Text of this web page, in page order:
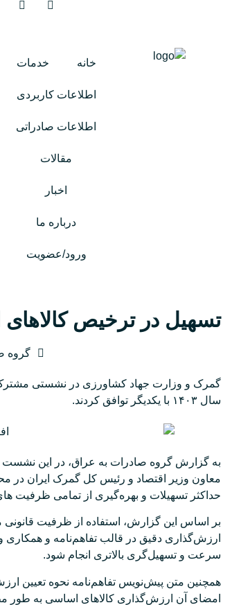
خانه خدمات
اطلاعات کاربردی
اطلاعات صادراتی
مقالات
اخبار
درباره ما
ورود/عضویت
تسهیل در ترخیص کالاهای
گروه
گمرک و وزارت جهاد کشاورزی در نشستی مشترک
سال ۱۴۰۳ با یکدیگر توافق کردند.
به گزارش گروه صادرات به عراق، در این نشست
معاون وزیر اقتصاد و رئیس کل گمرک ایران در
حداکثر تسهیلات و بهره‌گیری از تمامی ظرفیت
ارزش‌گذاری دقیق در قالب تفاهم‌نامه و
سرعت و تسهیل‌گری بالاتری انجام شود.
همچنین متن پیش‌نویس تفاهم‌نامه نحوه تعیین
امضای آن ارز‌ش‌گذاری کالاهای اساسی به طور